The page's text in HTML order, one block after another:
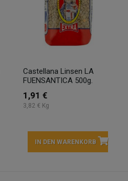
Castellana Linsen LA
FUENSANTICA 500g.
1,91 €
3,82 € Kg
IN DEN WARENKORB